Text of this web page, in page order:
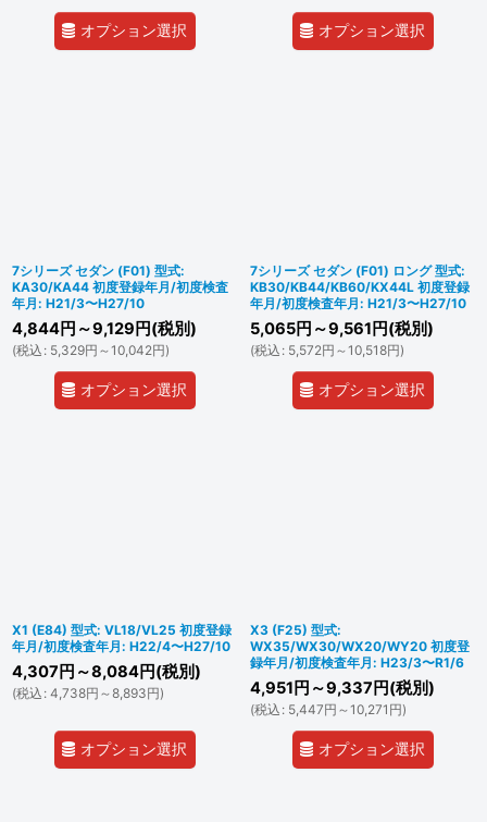
オプション選択 オプション選択
7シリーズ セダン (F01) 型式:
KA30/KA44 初度登録年月/初度検査
年月: H21/3〜H27/10
4,844円 ～9,129 円(税別)
(税込 : 5,329円 ～10,042円)
オプション選択
7シリーズ セダン (F01) ロング 型式:
KB30/KB44/KB60/KX44L 初度登録
年月/初度検査年月: H21/3〜H27/10
5,065円 ～9,561 円(税別)
(税込 : 5,572円 ～10,518円)
オプション選択
X1 (E84) 型式: VL18/VL25 初度登録
年月/初度検査年月: H22/4〜H27/10
4,307 円 ～8,084円(税別)
(税込 : 4,738円 ～8,893円)
オプション選択
X3 (F25) 型式:
WX35/WX30/WX20/WY20 初度登
録年月/初度検査年月: H23/3〜R1/6
4,951 円 ～9,337 円(税別)
(税込 : 5,447円 ～10,271 円)
オプション選択